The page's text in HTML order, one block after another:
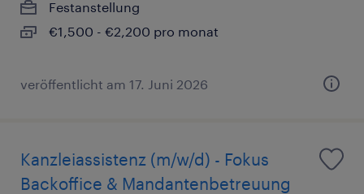
Festanstellung
€1,500 - €2,200 pro monat
veröffentlicht am 17. Juni 2026
Kanzleiassistenz (m/w/d) - Fokus
Backoffice & Mandantenbetreuung